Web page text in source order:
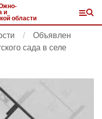
и
области
Объявлен
сада в селе